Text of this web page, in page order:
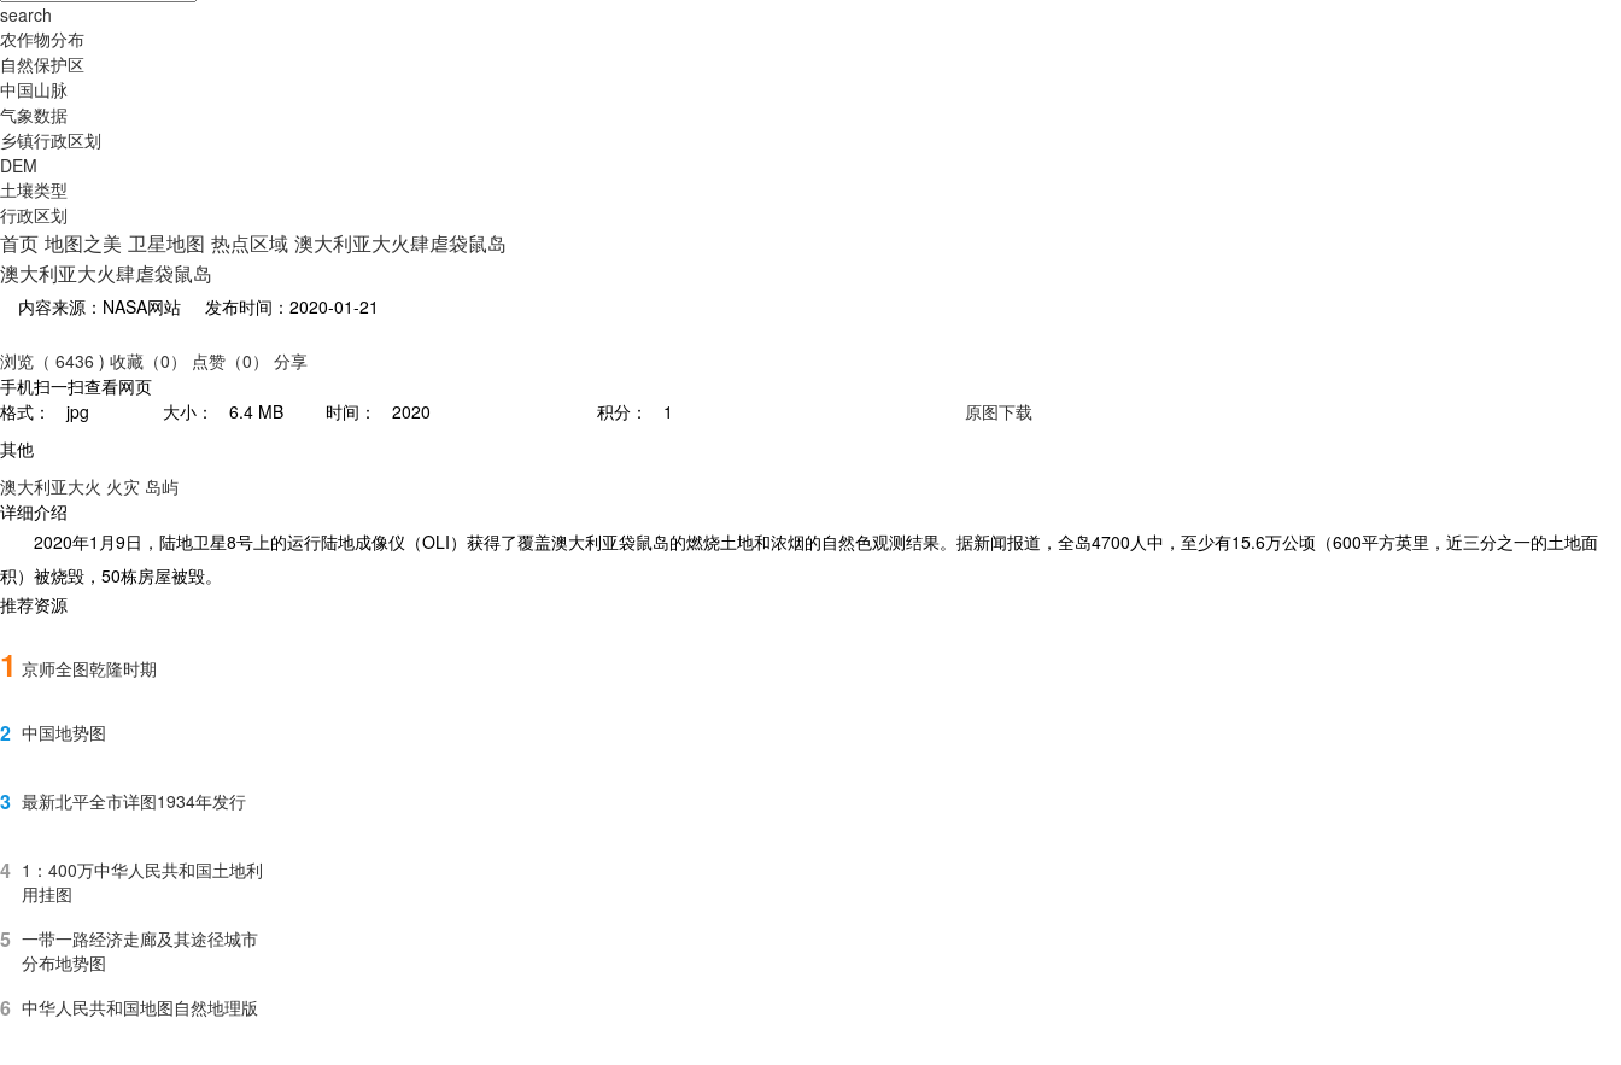
search
农作物分布
自然保护区
中国山脉
气象数据
乡镇行政区划
DEM
土壤类型
行政区划
首页 地图之美 卫星地图 热点区域 澳大利亚大火肆虐袋鼠岛
澳大利亚大火肆虐袋鼠岛
内容来源：NASA网站 发布时间：2020-01-21
浏览（ 6436 ) 收藏（0） 点赞（0）
分享
手机扫一扫查看网页
格式：
jpg 大小： 6.4 MB 时间： 2020 积分： 1
原图下载
其他
澳大利亚大火 火灾 岛屿
详细介绍
2020年1月9日，陆地卫星8号上的运行陆地成像仪（OLI）获得了覆盖澳大利亚袋鼠岛的燃烧土地和浓烟的自然色观测结果。据新闻报道，全岛4700人中，至少有15.6万公顷（600平方英里，近三分之一的土地面
积）被烧毁，50栋房屋被毁。
推荐资源
1 京师全图乾隆时期
2 中国地势图
3 最新北平全市详图1934年发行
4 1：400万中华人民共和国土地利
用挂图
5 一带一路经济走廊及其途径城市
分布地势图
6 中华人民共和国地图自然地理版